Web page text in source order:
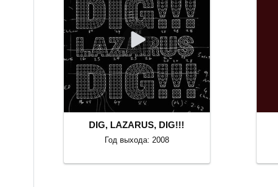
DIG, LAZARUS, DIG!!!
Год выхода: 2008